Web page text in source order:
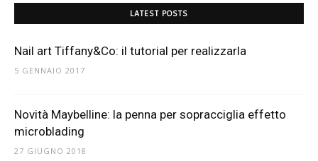
LATEST POSTS
Nail art Tiffany&Co: il tutorial per realizzarla
5 GENNAIO 2017
Novità Maybelline: la penna per sopracciglia effetto
microblading
27 GIUGNO 2018